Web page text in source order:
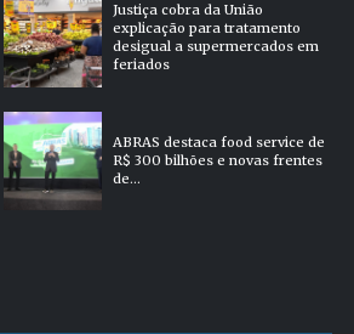
Justiça cobra da União
explicação para tratamento
desigual a supermercados em
feriados
ABRAS destaca food service de
R$ 300 bilhões e novas frentes
de...